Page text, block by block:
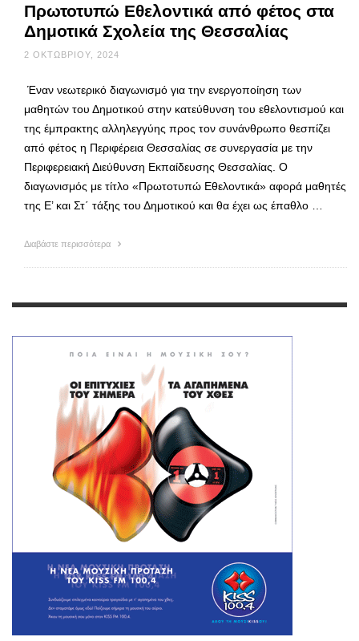
Πρωτοτυπώ Εθελοντικά από φέτος στα
Δημοτικά Σχολεία της Θεσσαλίας
2 ΟΚΤΩΒΡΊΟΥ, 2024
Έναν νεωτερικό διαγωνισμό για την ενεργοποίηση των
μαθητών του Δημοτικού στην κατεύθυνση του εθελοντισμού και
της έμπρακτης αλληλεγγύης προς τον συνάνθρωπο θεσπίζει
από φέτος η Περιφέρεια Θεσσαλίας σε συνεργασία με την
Περιφερειακή Διεύθυνση Εκπαίδευσης Θεσσαλίας. Ο
διαγωνισμός με τίτλο «Πρωτοτυπώ Εθελοντικά» αφορά μαθητές
της Ε’ και Στ΄ τάξης του Δημοτικού και θα έχει ως έπαθλο …
Διαβάστε περισσότερα